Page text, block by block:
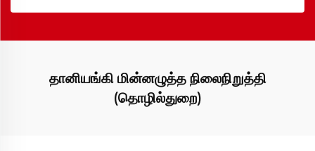
தானியங்கி மின்னழுத்த நிலைநிறுத்தி
(தொழில்துறை)